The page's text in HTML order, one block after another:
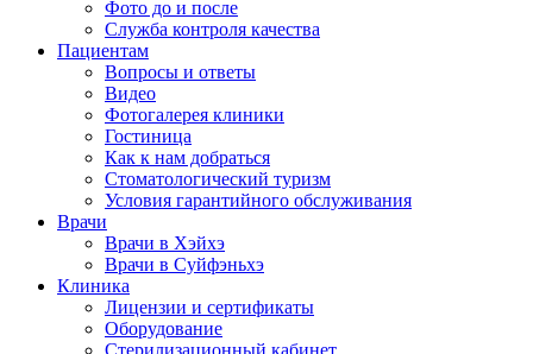
Фото до и после
Служба контроля качества
Пациентам
Вопросы и ответы
Видео
Фотогалерея клиники
Гостиница
Как к нам добраться
Стоматологический туризм
Условия гарантийного обслуживания
Врачи
Врачи в Хэйхэ
Врачи в Суйфэньхэ
Клиника
Лицензии и сертификаты
Оборудование
Стерилизационный кабинет